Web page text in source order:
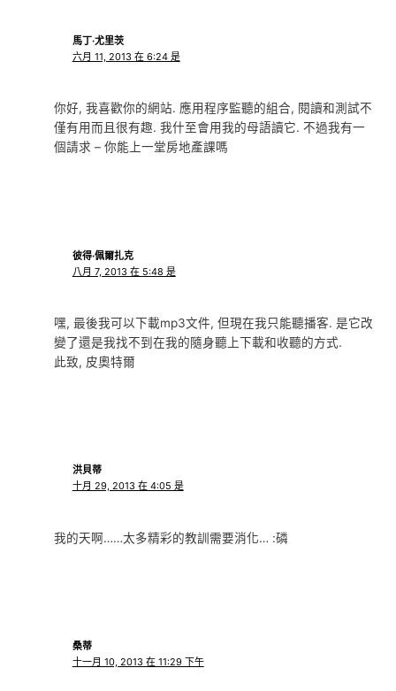
馬丁·尤里茨
六月 11, 2013 在 6:24 是
你好, 我喜歡你的網站. 應用程序監聽的組合, 閱讀和測試不
僅有用而且很有趣. 我什至會用我的母語讀它. 不過我有一
個請求 – 你能上一堂房地產課嗎
彼得·佩爾扎克
八月 7, 2013 在 5:48 是
嘿, 最後我可以下載mp3文件, 但現在我只能聽播客. 是它改
變了還是我找不到在我的隨身聽上下載和收聽的方式.
此致, 皮奧特爾
洪貝蒂
十月 29, 2013 在 4:05 是
我的天啊……太多精彩的教訓需要消化… :磷
桑蒂
十一月 10, 2013 在 11:29 下午